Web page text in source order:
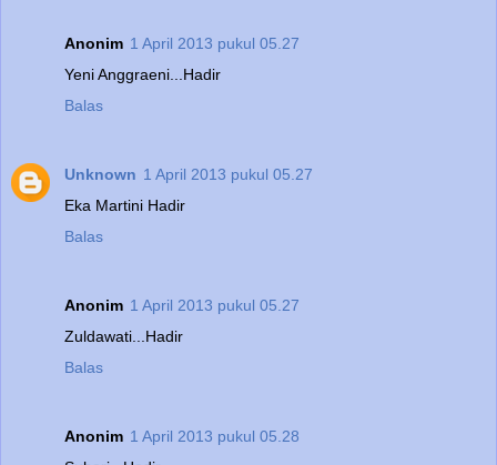
Anonim 1 April 2013 pukul 05.27
Yeni Anggraeni...Hadir
Balas
Unknown 1 April 2013 pukul 05.27
Eka Martini Hadir
Balas
Anonim 1 April 2013 pukul 05.27
Zuldawati...Hadir
Balas
Anonim 1 April 2013 pukul 05.28